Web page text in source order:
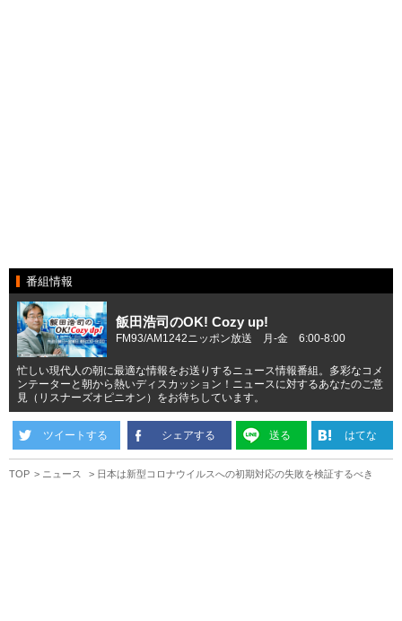
番組情報
飯田浩司のOK! Cozy up!
FM93/AM1242ニッポン放送 月-金 6:00-8:00
忙しい現代人の朝に最適な情報をお送りするニュース情報番組。多彩なコメ
ンテーターと朝から熱いディスカッション！ニュースに対するあなたのご意
見（リスナーズオピニオン）をお待ちしています。
ツイートする シェアする 送る はてな
TOP ニュース 日本は新型コロナウイルスへの初期対応の失敗を検証するべき